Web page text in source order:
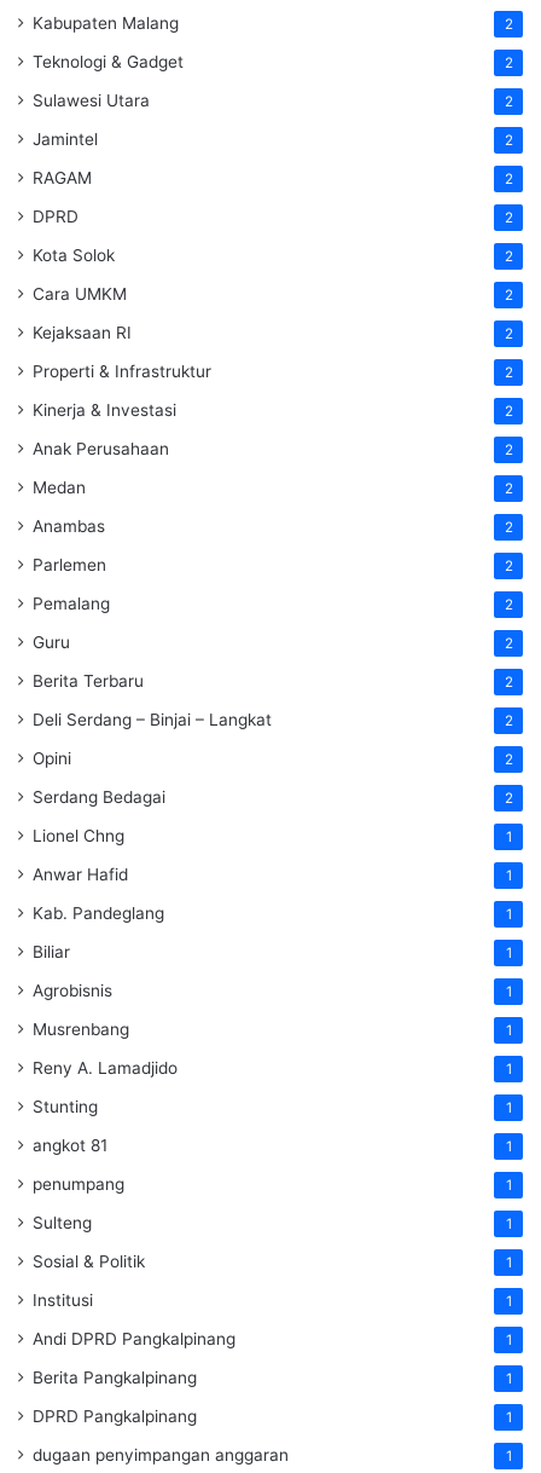
Kabupaten Malang 2
Teknologi & Gadget 2
Sulawesi Utara 2
Jamintel 2
RAGAM 2
DPRD 2
Kota Solok 2
Cara UMKM 2
Kejaksaan RI 2
Properti & Infrastruktur 2
Kinerja & Investasi 2
Anak Perusahaan 2
Medan 2
Anambas 2
Parlemen 2
Pemalang 2
Guru 2
Berita Terbaru 2
Deli Serdang – Binjai – Langkat 2
Opini 2
Serdang Bedagai 2
Lionel Chng 1
Anwar Hafid 1
Kab. Pandeglang 1
Biliar 1
Agrobisnis 1
Musrenbang 1
Reny A. Lamadjido 1
Stunting 1
angkot 81 1
penumpang 1
Sulteng 1
Sosial & Politik 1
Institusi 1
Andi DPRD Pangkalpinang 1
Berita Pangkalpinang 1
DPRD Pangkalpinang 1
dugaan penyimpangan anggaran 1